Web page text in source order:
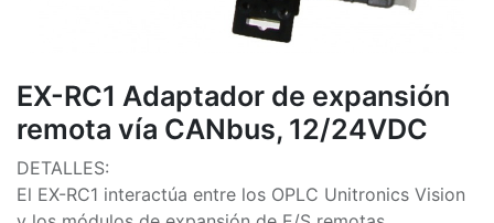
EX-RC1 Adaptador de expansión
remota vía CANbus, 12/24VDC
DETALLES:
El EX-RC1 interactúa entre los OPLC Unitronics Vision